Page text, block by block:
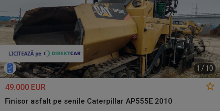
1 /10
49.000 EUR
Finisor asfalt pe senile Caterpillar AP555E 2010